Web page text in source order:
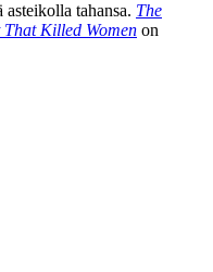
asteikolla tahansa. The
That Killed Women on